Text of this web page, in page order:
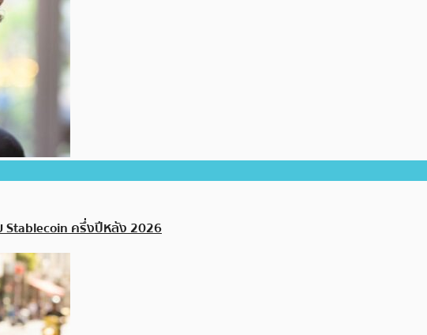
Stablecoin ครึ่งปีหลัง 2026